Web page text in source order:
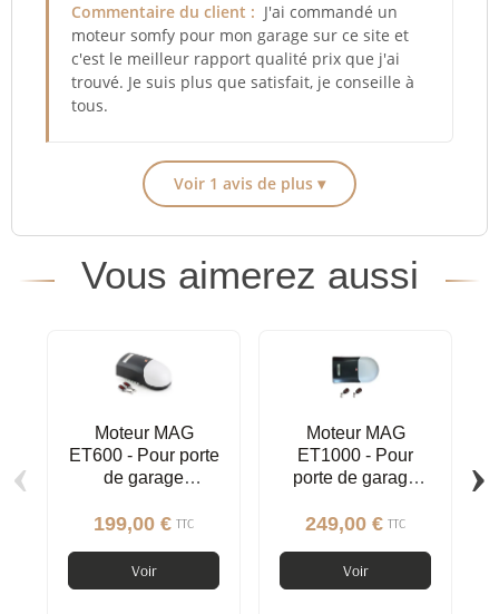
Commentaire du client : J'ai commandé un
moteur somfy pour mon garage sur ce site et
c'est le meilleur rapport qualité prix que j'ai
trouvé. Je suis plus que satisfait, je conseille à
tous.
Voir 1 avis de plus ▾
Vous aimerez aussi
Moteur MAG
ET600 - Pour porte
de garage
basculante,
199,00 € TTC
Voir
Moteur MAG
ET1000 - Pour
porte de garage
basculante,
249,00 € TTC
Voir
‹ ›